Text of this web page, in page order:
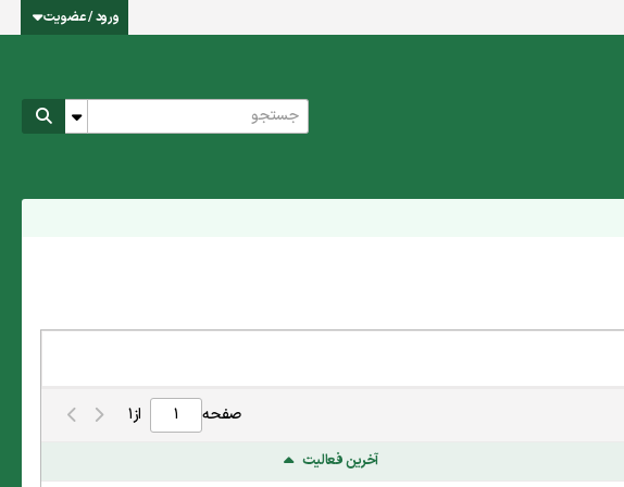
ورود / عضویت
صفحه از1
آخرین فعالیت